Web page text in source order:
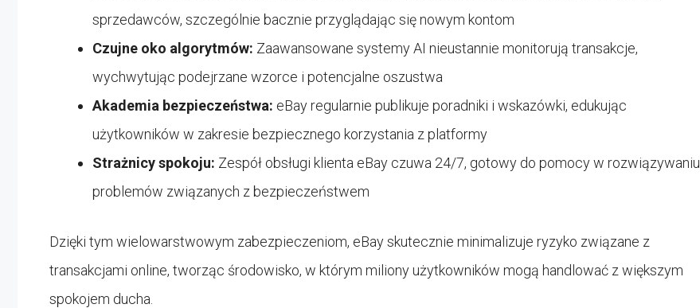
sprzedawców, szczególnie bacznie przyglądając się nowym kontom
Czujne oko algorytmów: Zaawansowane systemy AI nieustannie monitorują transakcje,
wychwytując podejrzane wzorce i potencjalne oszustwa
Akademia bezpieczeństwa: eBay regularnie publikuje poradniki i wskazówki, edukując
użytkowników w zakresie bezpiecznego korzystania z platformy
Strażnicy spokoju: Zespół obsługi klienta eBay czuwa 24/7, gotowy do pomocy w rozwiązywaniu
problemów związanych z bezpieczeństwem
Dzięki tym wielowarstwowym zabezpieczeniom, eBay skutecznie minimalizuje ryzyko związane z
transakcjami online, tworząc środowisko, w którym miliony użytkowników mogą handlować z większym
spokojem ducha.